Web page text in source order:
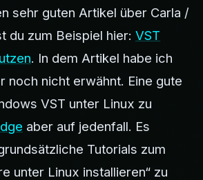
sehr guten Artikel über Carla /
du zum Beispiel hier: VST
. In dem Artikel habe ich
noch nicht erwähnt. Eine gute
VST unter Linux zu
aber auf jedenfall. Es
Tutorials zum
unter Linux installieren“ zu